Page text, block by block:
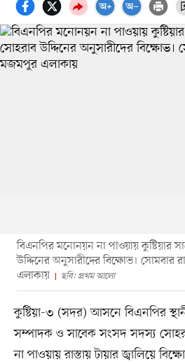
বিএনপির মনোনয়ন না পাওয়ায় কুষ্টিয়ার
উদ্দিনের অনুসারীদের বিক্ষোভ। সোমবার
এলাকায়
ছবি: প্রথম আলো
কুষ্টিয়া-৩ (সদর) আসনে বিএনপির
সম্পাদক ও সাবেক সংসদ সদস্য
না পাওয়ায় রাস্তায় টায়ার জ্বালিয়ে